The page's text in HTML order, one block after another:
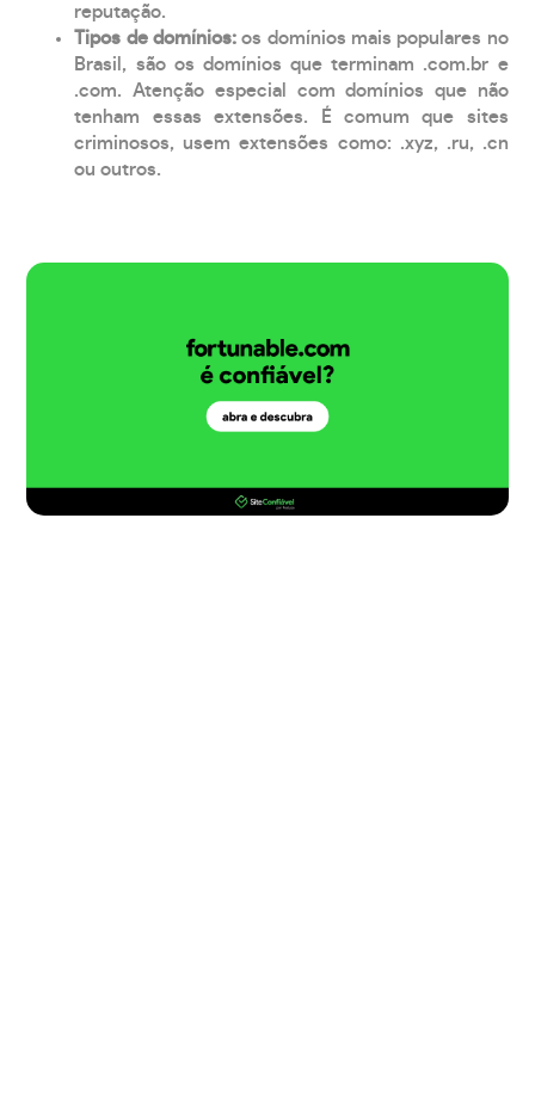
reputação.
Tipos de domínios:os domínios mais populares no
Brasil, são os domínios que terminam .com.br e
.com. Atenção especial com domínios que não
tenham essas extensões. É comum que sites
criminosos, usem extensões como: .xyz, .ru, .cn
ou outros.